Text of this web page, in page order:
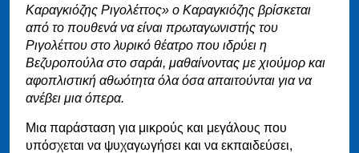
Καραγκιόζης Ριγολέττος» ο Καραγκιόζης βρίσκεται
από το πουθενά να είναι πρωταγωνιστής του
Ριγολέττου στο λυρικό θέατρο που ιδρύει η
Βεζυροπούλα στο σαράι, μαθαίνοντας με χιούμορ και
αφοπλιστική αθωότητα όλα όσα απαιτούνται για να
ανέβει μια όπερα.
Μια παράσταση για μικρούς και μεγάλους που
υπόσχεται να ψυχαγωγήσει και να εκπαιδεύσει,